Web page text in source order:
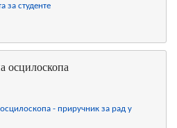
за студенте
осцилоскопа
- приручник за рад у